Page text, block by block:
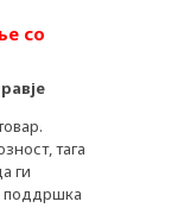
со
тага
ги
поддршка